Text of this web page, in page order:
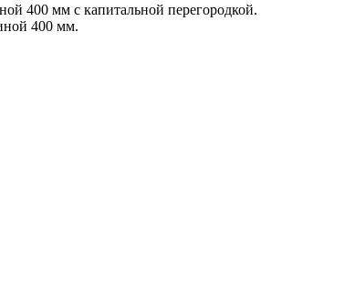
400 мм с капитальной перегородкой.
400 мм.